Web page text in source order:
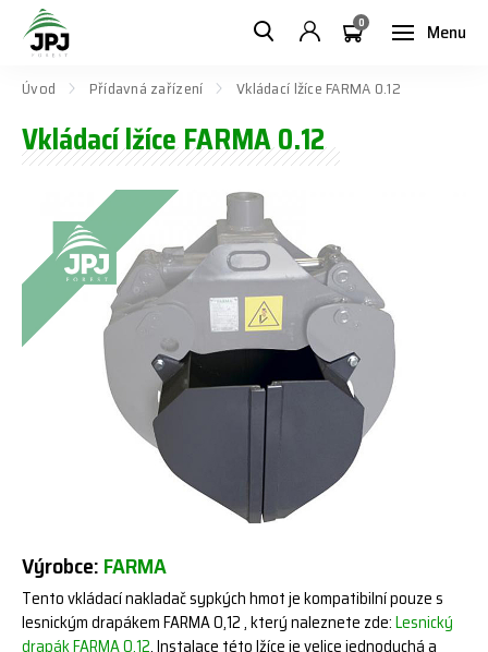
Menu
0
Úvod Přídavná zařízení Vkládací lžíce FARMA 0.12
Vkládací lžíce FARMA 0.12
Výrobce:FARMA
Tento vkládací nakladač sypkých hmot je kompatibilní pouze s
lesnickým drapákem FARMA 0,12 , který naleznete zde:Lesnický
drapák FARMA 0,12. Instalace této lžíce je velice jednoduchá a